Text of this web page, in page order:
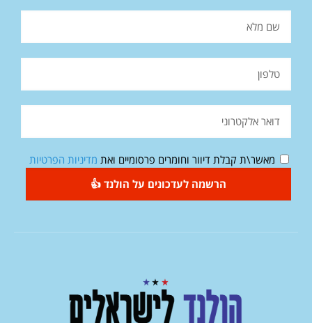
מאשר\ת קבלת דיוור וחומרים פרסומיים ואת מדיניות הפרטיות
הרשמה לעדכונים על הולנד 👍